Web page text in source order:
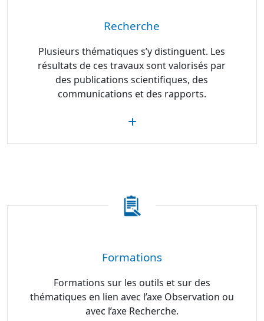
Recherche
Plusieurs thématiques s’y distinguent. Les
résultats de ces travaux sont valorisés par
des publications scientifiques, des
communications et des rapports.
Formations
Formations sur les outils et sur des
thématiques en lien avec l’axe Observation ou
avec l’axe Recherche.